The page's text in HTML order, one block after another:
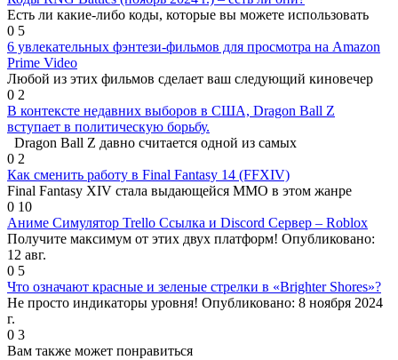
Есть ли какие-либо коды, которые вы можете использовать
0 5
6 увлекательных фэнтези-фильмов для просмотра на Amazon
Prime Video
Любой из этих фильмов сделает ваш следующий киновечер
0 2
В контексте недавних выборов в США, Dragon Ball Z
вступает в политическую борьбу.
Dragon Ball Z давно считается одной из самых
0 2
Как сменить работу в Final Fantasy 14 (FFXIV)
Final Fantasy XIV стала выдающейся MMO в этом жанре
0 10
Аниме Симулятор Trello Ссылка и Discord Сервер – Roblox
Получите максимум от этих двух платформ! Опубликовано:
12 авг.
0 5
Что означают красные и зеленые стрелки в «Brighter Shores»?
Не просто индикаторы уровня! Опубликовано: 8 ноября 2024
г.
0 3
Вам также может понравиться